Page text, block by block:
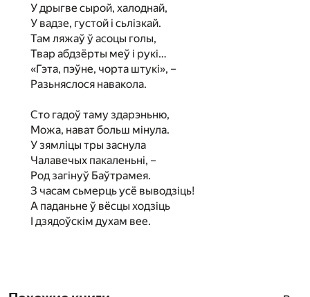
У дрыгве сырой, халоднай,
У вадзе, густой і сьлізкай.
Там ляжаў ў асоцы голы,
Твар абдзёрты меў і рукі…
«Гэта, пэўне, чорта штукі», –
Разьняслося навакола.
Сто гадоў таму здарэньню,
Можа, нават больш мінула.
У зямліцы тры заснула
Чалавечых пакаленьні, –
Род загінуў Баўтрамея.
З часам сьмерць усё выводзіць!
А паданьне ў вёсцы ходзіць
I дзядоўскім духам вее.